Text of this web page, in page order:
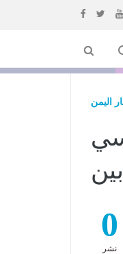
المحتوى
اليمن
0
نشر